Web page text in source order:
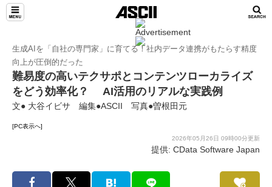
生成AIを「自社の専門家」に育てる！社内データ連携がもたらす精度
向上が圧倒的だった
難易度の高いテクサポとコンテンツローカライズ
をどう効率化？ AI活用のリアルな実践例
文● 大谷イビサ 編集●ASCII 写真●曽根田元
[PC表示へ]
2026年05月26日 09時00分更新
提供: CData Software Japan